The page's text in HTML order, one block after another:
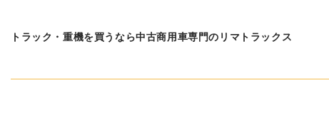
トラック・重機を買うなら中古商用車専門のリマトラックス